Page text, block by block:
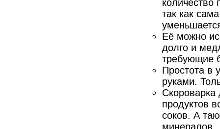
количество
так как
Её можно
долго и
требующие
Простота в
руками.
Скороварка
продуктов
соков. А
минералов.